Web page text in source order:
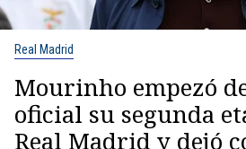
Real Madrid
Mourinho empezó
oficial su segunda
Real Madrid y dejó